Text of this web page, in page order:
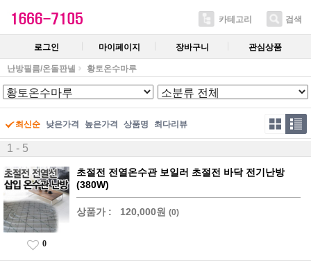
카테고리 검색
로그인 마이페이지 장바구니 관심상품
난방필름/온돌판넬 황토온수마루
최신순 낮은가격 높은가격 상품명 최다리뷰
1 - 5
초절전 전열온수관 보일러 초절전 바닥 전기난방
(380W)
상품가 : 120,000원 (0)
0